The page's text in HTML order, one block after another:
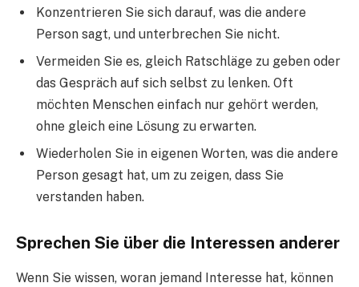
Konzentrieren Sie sich darauf, was die andere
Person sagt, und unterbrechen Sie nicht.
Vermeiden Sie es, gleich Ratschläge zu geben oder
das Gespräch auf sich selbst zu lenken. Oft
möchten Menschen einfach nur gehört werden,
ohne gleich eine Lösung zu erwarten.
Wiederholen Sie in eigenen Worten, was die andere
Person gesagt hat, um zu zeigen, dass Sie
verstanden haben.
Sprechen Sie über die Interessen anderer
Wenn Sie wissen, woran jemand Interesse hat, können